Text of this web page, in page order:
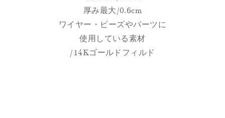
厚み最大/0.6cm
ワイヤー・ビーズやパーツに
使用している素材
/14Kゴールドフィルド